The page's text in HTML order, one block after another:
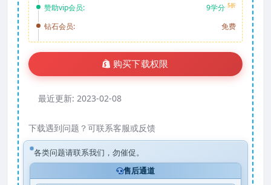
赞助vip会员:
9学分 5折
钻石会员: 免费
购买下载权限
最近更新: 2023-02-08
下载遇到问题？可联系客服或反馈
各类问题请联系我们，勿催促。
售后通道